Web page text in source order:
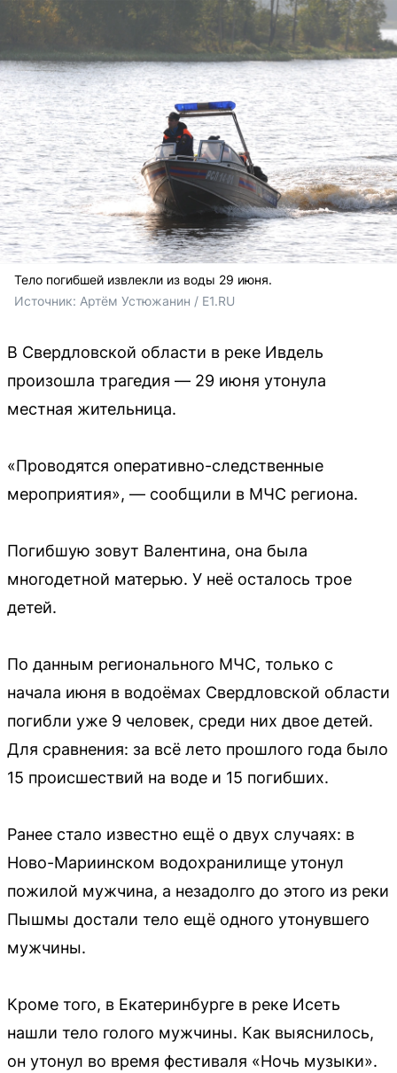
Тело погибшей извлекли из воды 29 июня.
Источник: Артём Устюжанин / E1.RU
В Свердловской области в реке Ивдель
произошла трагедия — 29 июня утонула
местная жительница.
«Проводятся оперативно-следственные
мероприятия», — сообщили в МЧС региона.
Погибшую зовут Валентина, она была
многодетной матерью. У неё осталось трое
детей.
По данным регионального МЧС, только с
начала июня в водоёмах Свердловской области
погибли уже 9 человек, среди них двое детей.
Для сравнения: за всё лето прошлого года было
15 происшествий на воде и 15 погибших.
Ранее стало известно ещё о двух случаях: в
Ново-Мариинском водохранилище утонул
пожилой мужчина, а незадолго до этого из реки
Пышмы достали тело ещё одного утонувшего
мужчины.
Кроме того, в Екатеринбурге в реке Исеть
нашли тело голого мужчины. Как выяснилось,
он утонул во время фестиваля «Ночь музыки».